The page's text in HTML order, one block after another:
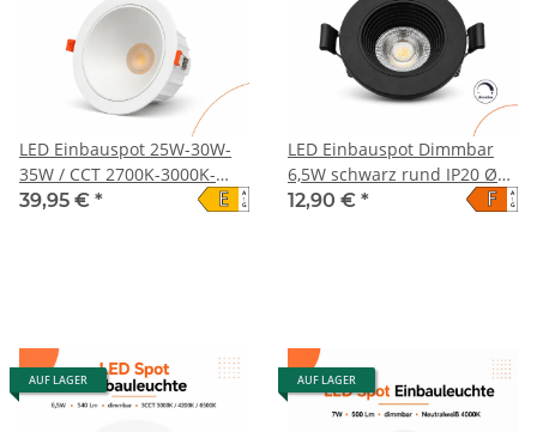
LED Einbauspot 25W-30W-
35W / CCT 2700K-3000K-
4000K-5000K-6500K
39,95 € * A
↑
G
E
LED Einbauspot Dimmbar
6,5W schwarz rund IP20 Ø
7,0 cm (deckenausschnitt)
12,90 € * A
↑
G
F
AUF LAGER AUF LAGER